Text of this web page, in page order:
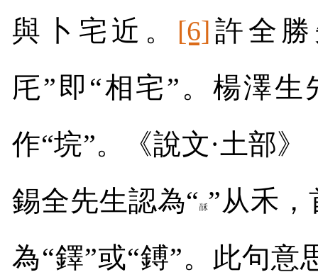
與卜宅近。 [6] 許全
厇”即 “相宅” 。楊澤生
作“垸”。《說文·土部
錫全先生認為“ ”从禾
為“鐸”或“鎛”。此句意